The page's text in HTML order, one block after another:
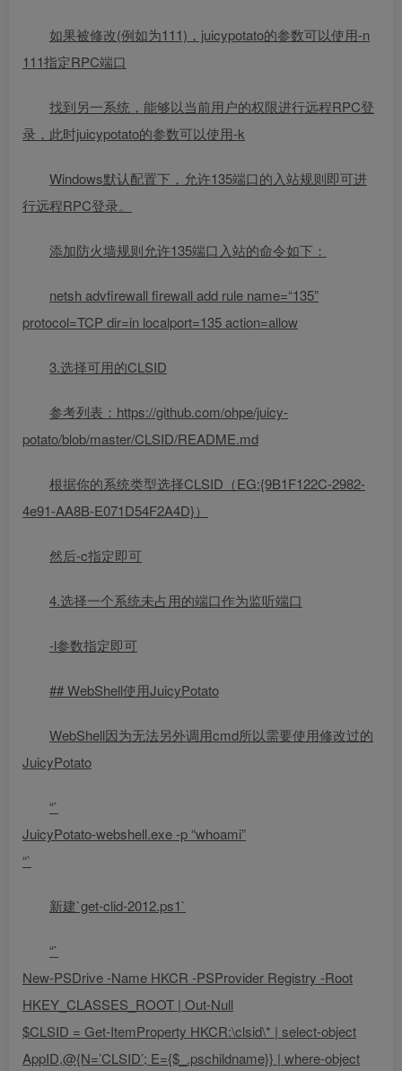
如果被修改(例如为111)，juicypotato的参数可以使用-n
111指定RPC端口
找到另一系统，能够以当前用户的权限进行远程RPC登
录，此时juicypotato的参数可以使用-k
Windows默认配置下，允许135端口的入站规则即可进
行远程RPC登录。
添加防火墙规则允许135端口入站的命令如下：
netsh advfirewall firewall add rule name=“135”
protocol=TCP dir=in localport=135 action=allow
3.选择可用的CLSID
参考列表：https://github.com/ohpe/juicy-
potato/blob/master/CLSID/README.md
根据你的系统类型选择CLSID（EG:{9B1F122C-2982-
4e91-AA8B-E071D54F2A4D}）
然后-c指定即可
4.选择一个系统未占用的端口作为监听端口
-l参数指定即可
## WebShell使用JuicyPotato
WebShell因为无法另外调用cmd所以需要使用修改过的
JuicyPotato
“`
JuicyPotato-webshell.exe -p “whoami”
“`
新建`get-clid-2012.ps1`
“`
New-PSDrive -Name HKCR -PSProvider Registry -Root
HKEY_CLASSES_ROOT | Out-Null
$CLSID = Get-ItemProperty HKCR:\clsid\* | select-object
AppID,@{N=’CLSID’; E={$_.pschildname}} | where-object